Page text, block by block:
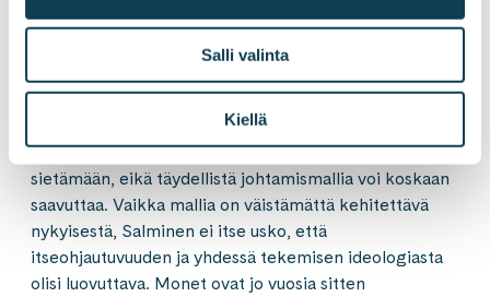
Salli valinta
Kiellä
organisaatiot päätyvät kasvun vuoksi hierarkkisiin
ratkaisuihin – väliportaisiin turvautuminen ja toiminnan
ratkaisu. Sen aiheuttama siiloutuminen veisi kuitenkin
pohjan, jolle Goforen toiminta ja kulttuuri perustuvat.
Kasvuun liittyvää epätäydellisyyttä on opittava
sietämään, eikä täydellistä johtamismallia voi koskaan
saavuttaa. Vaikka mallia on väistämättä kehitettävä
nykyisestä, Salminen ei itse usko, että
itseohjautuvuuden ja yhdessä tekemisen ideologiasta
olisi luovuttava. Monet ovat jo vuosia sitten